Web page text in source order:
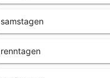
samstagen
renntagen